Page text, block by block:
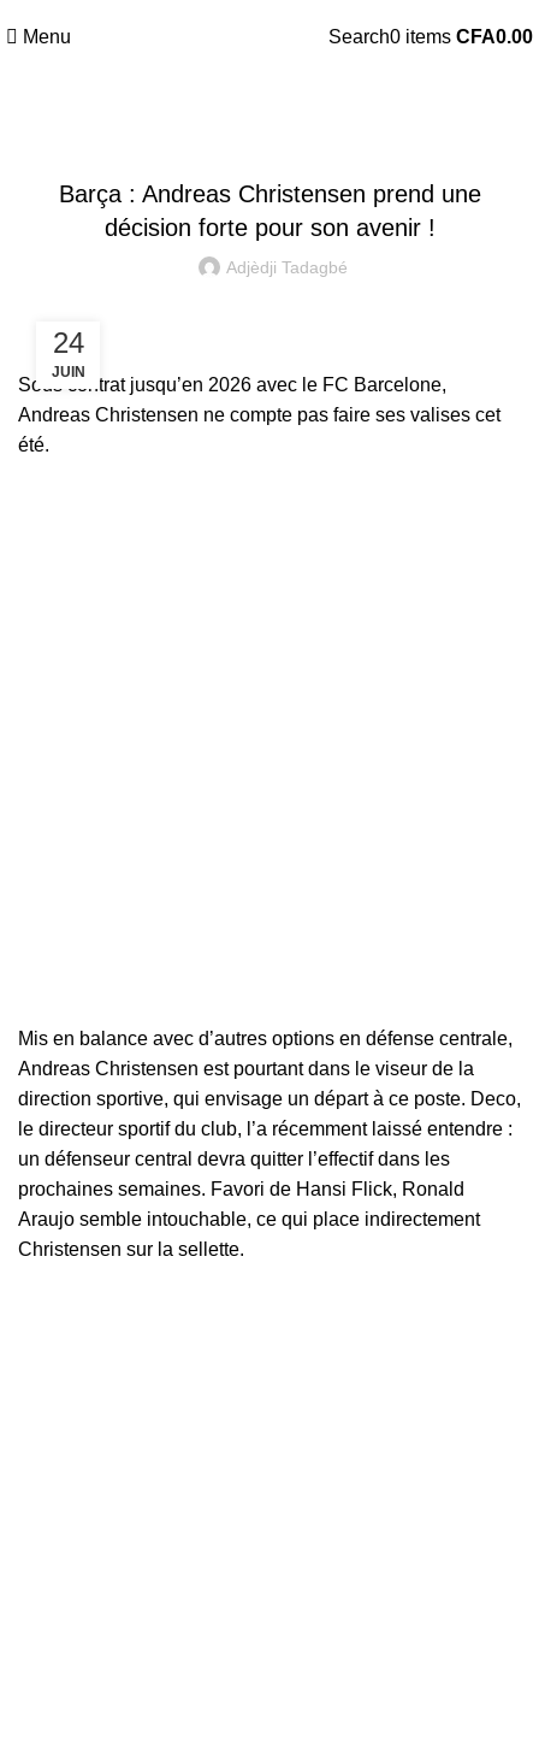
Menu Search0 items CFA0.00
Barça : Andreas Christensen prend une
décision forte pour son avenir !
Adjèdji Tadagbé
24
JUIN
Sous contrat jusqu’en 2026 avec le FC Barcelone,
Andreas Christensen ne compte pas faire ses valises cet
été.
Mis en balance avec d’autres options en défense centrale,
Andreas Christensen est pourtant dans le viseur de la
direction sportive, qui envisage un départ à ce poste. Deco,
le directeur sportif du club, l’a récemment laissé entendre :
un défenseur central devra quitter l’effectif dans les
prochaines semaines. Favori de Hansi Flick, Ronald
Araujo semble intouchable, ce qui place indirectement
Christensen sur la sellette.